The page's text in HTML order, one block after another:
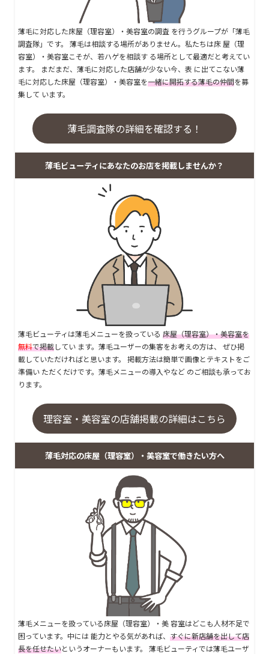
薄毛に対応した床屋（理容室）・美容室の調査 を行うグループが「薄毛
調査隊」です。 薄毛は相談する場所がありません。私たちは床 屋（理
容室）・美容室こそが、若ハゲを相談す る場所として最適だと考えてい
ます。 まだまだ、薄毛に対応した店舗が少ない今、表 に出てこない薄
毛に対応した床屋（理容室）・美容室を一緒に開拓する薄毛の仲間を募
集して います。
薄毛調査隊の詳細を確認する！
薄毛ビューティにあなたのお店を掲載しませんか？
薄毛ビューティは薄毛メニューを扱っている 床屋（理容室）・美容室を
無料で掲載してい ます。薄毛ユーザーの集客をお考えの方は、 ぜひ掲
載していただければと思います。 掲載方法は簡単で画像とテキストをご
準備い ただくだけです。薄毛メニューの導入やなど のご相談も承ってお
ります。
理容室・美容室の店舗掲載の詳細はこちら
薄毛対応の床屋（理容室）・美容室で働きたい方へ
薄毛メニューを扱っている床屋（理容室）・美 容室はどこも人材不足で
困っています。中には 能力とやる気があれば、 すぐに新店舗を出して店
長を任せたいというオーナーもいます。 薄毛ビューティでは薄毛ユーザ